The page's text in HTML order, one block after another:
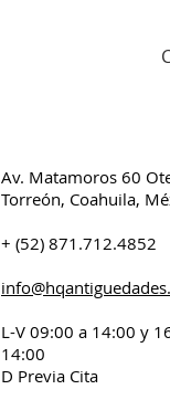
Av. Matamoros 60
Torreón, Coahuila,
+ (52) 871.712.4852
L-V 09:00 a 14:00 y
14:00
D Previa Cita